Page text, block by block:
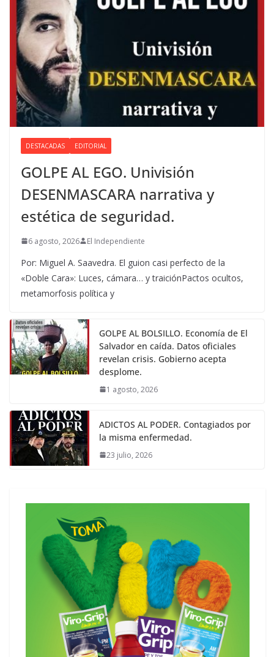
DESTACADAS EDITORIAL
GOLPE AL EGO. Univisión
DESENMASCARA narrativa y
estética de seguridad.
6 agosto, 2026 El Independiente
Por: Miguel A. Saavedra. El guion casi perfecto de la
«Doble Cara»: Luces, cámara… y traiciónPactos ocultos,
metamorfosis política y
GOLPE AL BOLSILLO. Economía de El
Salvador en caída. Datos oficiales
revelan crisis. Gobierno acepta
desplome.
1 agosto, 2026
ADICTOS AL PODER. Contagiados por
la misma enfermedad.
23 julio, 2026